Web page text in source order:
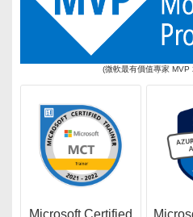
(微軟最有價值專家